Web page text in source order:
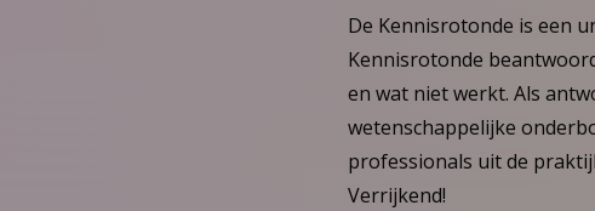
De Kennisrotonde is een
Kennisrotonde
en wat niet werkt. Als
wetenschappelijke
professionals uit de
Verrijkend!